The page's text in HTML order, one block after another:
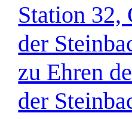
Station 32,
der
zu Ehren
der